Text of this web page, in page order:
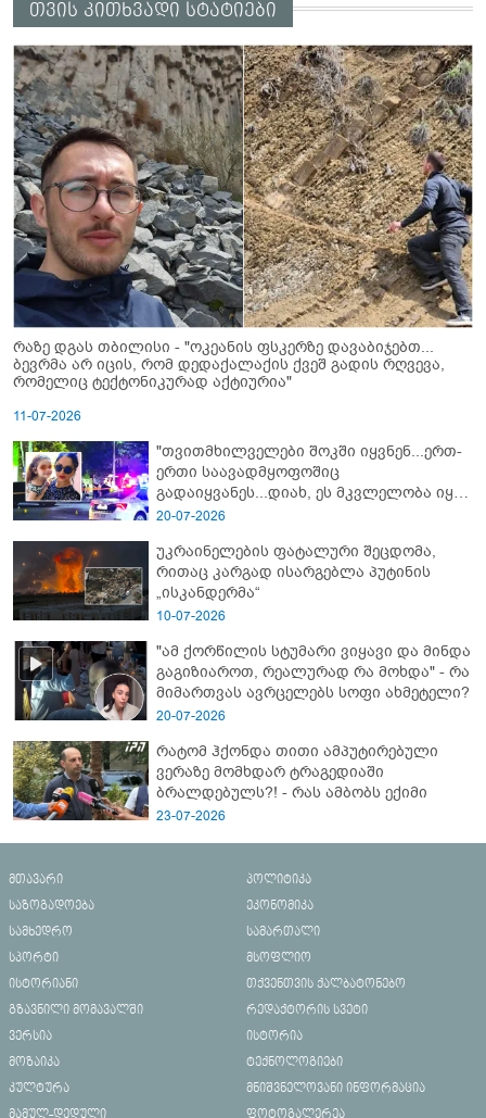
თვის კითხვადი სტატიები
რაზე დგას თბილისი - "ოკეანის ფსკერზე დავაბიჯებთ...
ბევრმა არ იცის, რომ დედაქალაქის ქვეშ გადის რღვევა,
რომელიც ტექტონიკურად აქტიურია"
11-07-2026
"თვითმხილველები შოკში იყვნენ...ერთ-
ერთი საავადმყოფოშიც
გადაიყვანეს...დიახ, ეს მკვლელობა იყო"
- გორში დატრიალებული ტრაგედიის
20-07-2026
უკრაინელების ფატალური შეცდომა,
რითაც კარგად ისარგებლა პუტინის
„ისკანდერმა“
10-07-2026
"ამ ქორწილის სტუმარი ვიყავი და მინდა
გაგიზიაროთ, რეალურად რა მოხდა" - რა
მიმართვას ავრცელებს სოფი ახმეტელი?
20-07-2026
რატომ ჰქონდა თითი ამპუტირებული
ვერაზე მომხდარ ტრაგედიაში
ბრალდებულს?! - რას ამბობს ექიმი
23-07-2026
მთავარი
პოლიტიკა
საზოგადოება
ეკონომიკა
სამხედრო
სამართალი
სპორტი
მსოფლიო
ისტორიანი
თქვენთვის ქალბატონებო
გზავნილი მომავალში
რედაქტორის სვეტი
ვერსია
ისტორია
მოზაიკა
ტექნოლოგიები
კულტურა
მნიშვნელოვანი ინფორმაცია